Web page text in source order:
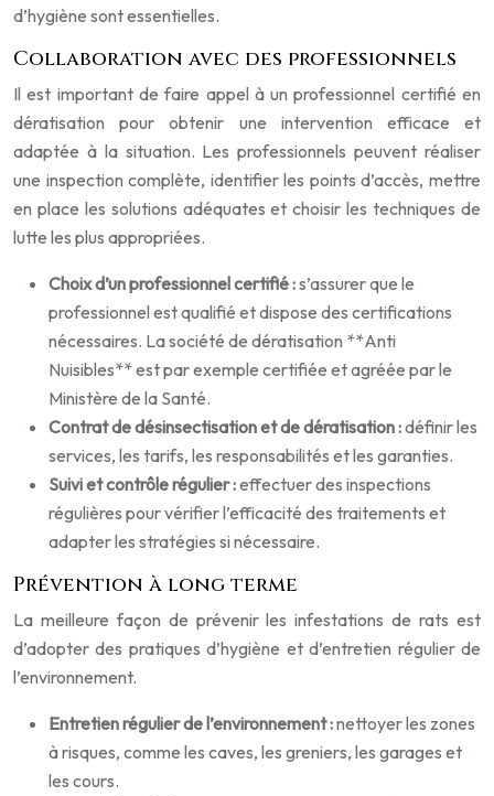
d’hygiène sont essentielles.
Collaboration avec des professionnels
Il est important de faire appel à un professionnel certifié en
dératisation pour obtenir une intervention efficace et
adaptée à la situation. Les professionnels peuvent réaliser
une inspection complète, identifier les points d’accès, mettre
en place les solutions adéquates et choisir les techniques de
lutte les plus appropriées.
Choix d’un professionnel certifié :s’assurer que le
professionnel est qualifié et dispose des certifications
nécessaires. La société de dératisation **Anti
Nuisibles** est par exemple certifiée et agréée par le
Ministère de la Santé.
Contrat de désinsectisation et de dératisation :définir les
services, les tarifs, les responsabilités et les garanties.
Suivi et contrôle régulier :effectuer des inspections
régulières pour vérifier l’efficacité des traitements et
adapter les stratégies si nécessaire.
Prévention à long terme
La meilleure façon de prévenir les infestations de rats est
d’adopter des pratiques d’hygiène et d’entretien régulier de
l’environnement.
Entretien régulier de l’environnement :nettoyer les zones
à risques, comme les caves, les greniers, les garages et
les cours.